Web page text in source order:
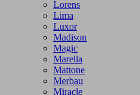
Lorens
Lima
Luxor
Madison
Magic
Marella
Mattone
Merbau
Miracle